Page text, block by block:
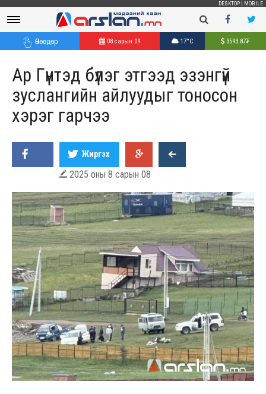
DESKTOP MOBILE
Өнөөдөр 08 сарын 09 17°C 3593.87₮
Ар Гүнтэд бүлэг этгээд эзэнгүй
зуслангийн айлуудыг тоносон
хэрэг гарчээ
Жиргэх
 2025 оны 8 сарын 08